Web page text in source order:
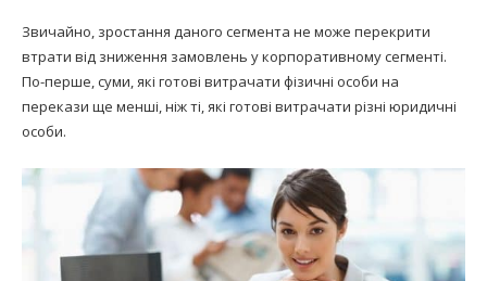
Звичайно, зростання даного сегмента не може перекрити
втрати від зниження замовлень у корпоративному сегменті.
По-перше, суми, які готові витрачати фізичні особи на
перекази ще менші, ніж ті, які готові витрачати різні юридичні
особи.